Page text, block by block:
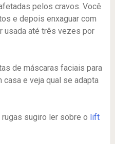
pelos cravos. Você
e depois enxaguar com
usada até três vezes por
de máscaras faciais para
e veja qual se adapta
sugiro ler sobre o lift